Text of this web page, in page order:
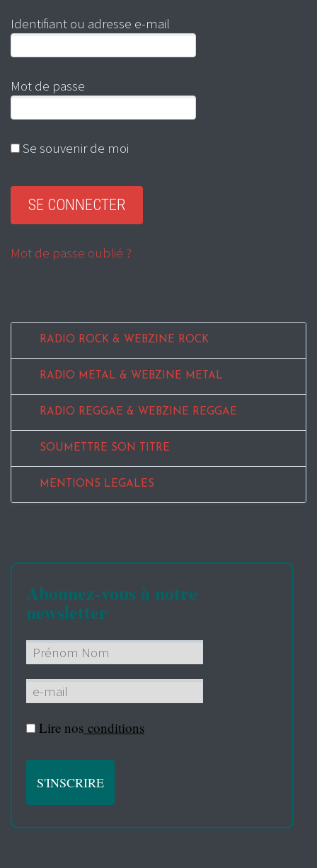
Identifiant ou adresse e-mail
Mot de passe
Se souvenir de moi
Mot de passe oublié ?
RADIO ROCK & WEBZINE ROCK
RADIO METAL & WEBZINE METAL
RADIO REGGAE & WEBZINE REGGAE
SOUMETTRE SON TITRE
MENTIONS LEGALES
Abonnez-vous à notre
newsletter
Lire nos conditions